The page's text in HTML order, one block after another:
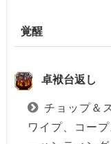
覚醒
卓袱台返し
チョップ＆
ワイプ、コー